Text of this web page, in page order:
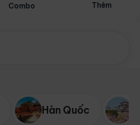
Combo Thêm
Hàn Quốc